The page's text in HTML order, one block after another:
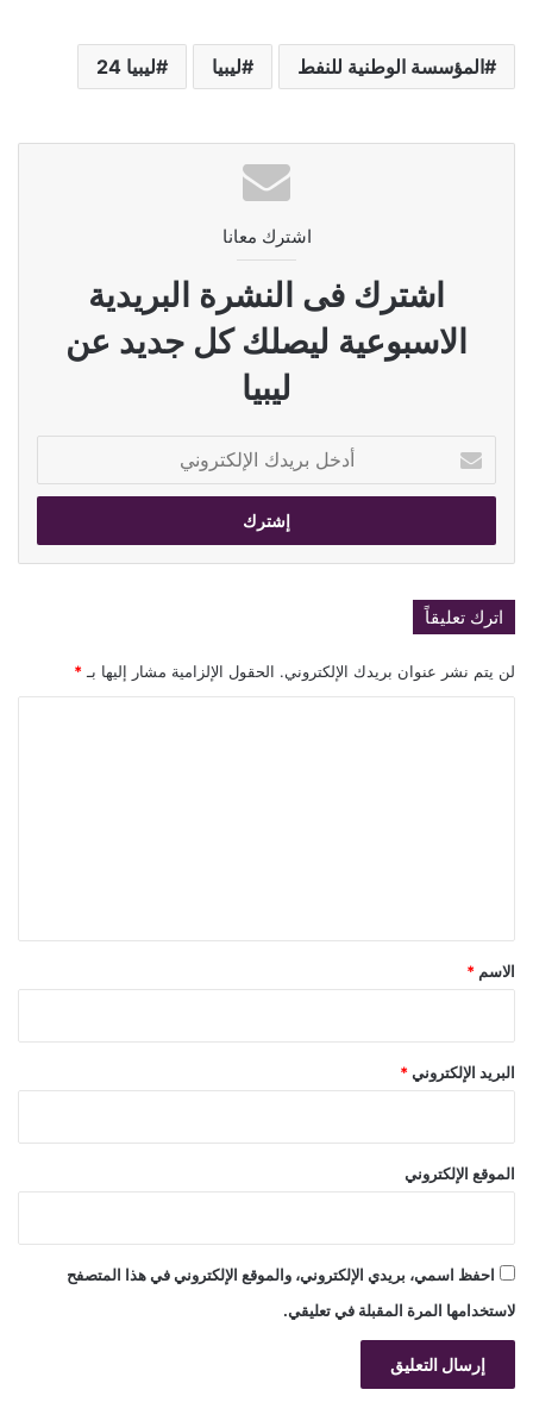
المؤسسة الوطنية للنفط ليبيا ليبيا 24
اشترك معانا
اشترك فى النشرة البريدية
الاسبوعية ليصلك كل جديد عن
ليبيا
بريدك
الإلكتروني
اترك تعليقاً
لن يتم نشر عنوان بريدك الإلكتروني. الحقول الإلزامية مشار إليها بـ *
*
الاسم *
البريد الإلكتروني *
الموقع الإلكتروني
احفظ اسمي، بريدي الإلكتروني، والموقع الإلكتروني في هذا المتصفح
لاستخدامها المرة المقبلة في تعليقي.